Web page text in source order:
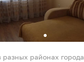
районах города